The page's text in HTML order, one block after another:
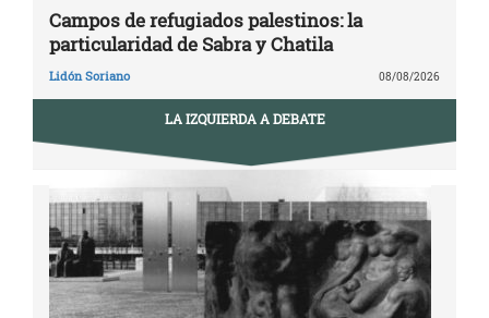
Campos de refugiados palestinos: la
particularidad de Sabra y Chatila
Lidón Soriano 08/08/2026
LA IZQUIERDA A DEBATE